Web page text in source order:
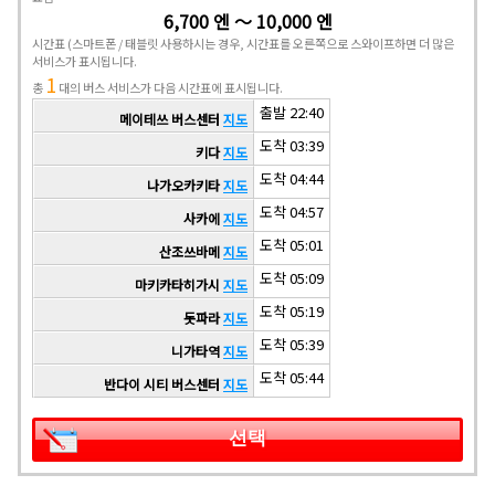
6,700 엔 ～ 10,000 엔
시간표(스마트폰 / 태블릿 사용하시는 경우, 시간표를 오른쪽으로 스와이프하면 더 많은
서비스가 표시됩니다.
총 1 대의 버스 서비스가 다음 시간표에 표시됩니다.
메이테쓰 버스센터 지도 출발 22:40
키다지도 도착 03:39
나가오카키타지도 도착 04:44
사카에지도 도착 04:57
산조쓰바메지도 도착 05:01
마키카타히가시 지도 도착 05:09
돗파라지도 도착 05:19
니가타역지도 도착 05:39
반다이 시티 버스센터 지도 도착 05:44
선택